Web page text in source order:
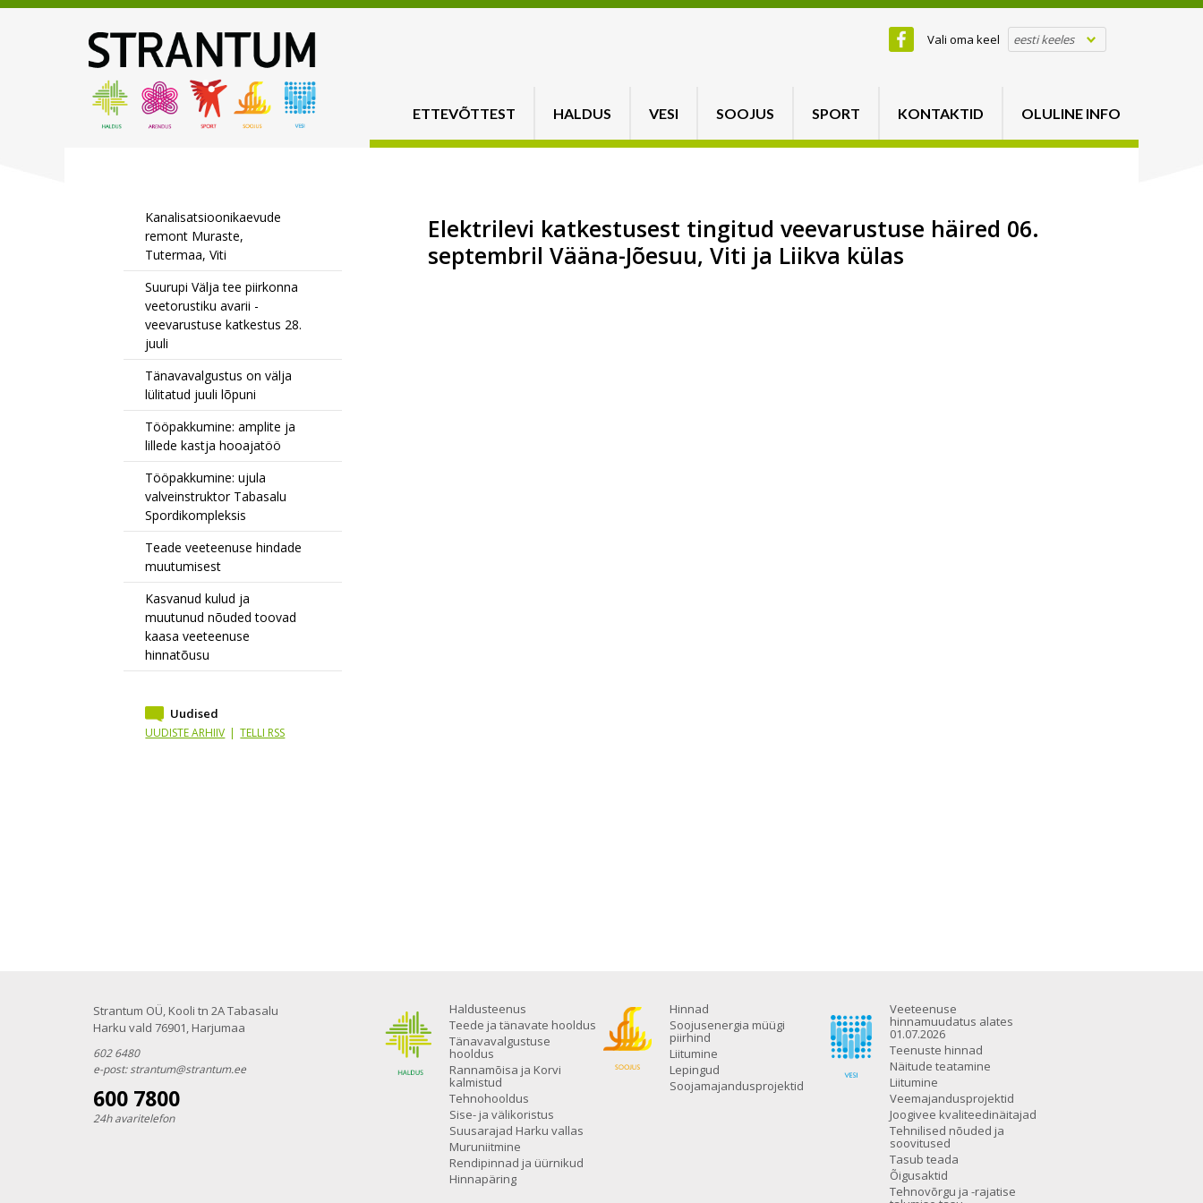
Vali oma keel eesti keeles
ETTEVÕTTEST HALDUS VESI SOOJUS SPORT KONTAKTID OLULINE INFO
Kanalisatsioonikaevude
remont Muraste,
Tutermaa, Viti
Suurupi Välja tee piirkonna
veetorustiku avarii -
veevarustuse katkestus 28.
juuli
Tänavavalgustus on välja
lülitatud juuli lõpuni
Tööpakkumine: amplite ja
lillede kastja hooajatöö
Tööpakkumine: ujula
valveinstruktor Tabasalu
Spordikompleksis
Teade veeteenuse hindade
muutumisest
Kasvanud kulud ja
muutunud nõuded toovad
kaasa veeteenuse
hinnatõusu
Uudised
UUDISTE ARHIIV | TELLI RSS
Elektrilevi katkestusest tingitud veevarustuse häired 06.
septembril Vääna-Jõesuu, Viti ja Liikva külas
Haldusteenus
Teede ja tänavate hooldus
Tänavavalgustuse
hooldus
Rannamõisa ja Korvi
kalmistud
Tehnohooldus
Sise- ja välikoristus
Suusarajad Harku vallas
Muruniitmine
Rendipinnad ja üürnikud
Hinnapäring
Hinnad
Soojusenergia müügi
piirhind
Liitumine
Lepingud
Soojamajandusprojektid
Veeteenuse
hinnamuudatus alates
01.07.2026
Teenuste hinnad
Näitude teatamine
Liitumine
Veemajandusprojektid
Joogivee kvaliteedinäitajad
Tehnilised nõuded ja
soovitused
Tasub teada
Õigusaktid
Tehnovõrgu ja -rajatise
Strantum OÜ, Kooli tn 2A Tabasalu
Harku vald 76901, Harjumaa
602 6480
e-post:strantum@strantum.ee
600 7800
24h avaritelefon